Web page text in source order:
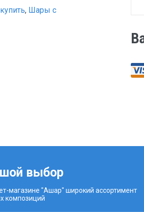
, Шары с
выбор
магазине "Ашар" широкий ассортимент
композиций